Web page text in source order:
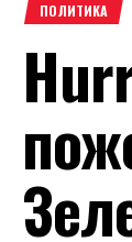
ПОЛИТИКА